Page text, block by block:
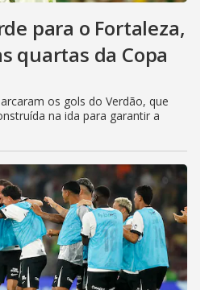
para o Fortaleza,
quartas da Copa
os gols do Verdão, que
na ida para garantir a